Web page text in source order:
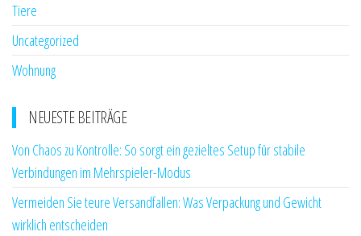
Tiere
Uncategorized
Wohnung
NEUESTE BEITRÄGE
Von Chaos zu Kontrolle: So sorgt ein gezieltes Setup für stabile
Verbindungen im Mehrspieler-Modus
Vermeiden Sie teure Versandfallen: Was Verpackung und Gewicht
wirklich entscheiden